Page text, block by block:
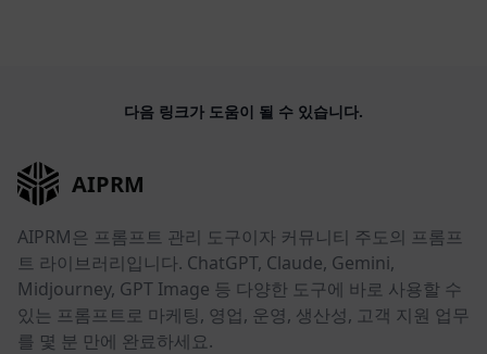
다음 링크가 도움이 될 수 있습니다.
AIPRM
AIPRM은 프롬프트 관리 도구이자 커뮤니티 주도의 프롬프
트 라이브러리입니다. ChatGPT, Claude, Gemini,
Midjourney, GPT Image 등 다양한 도구에 바로 사용할 수
있는 프롬프트로 마케팅, 영업, 운영, 생산성, 고객 지원 업무
를 몇 분 만에 완료하세요.